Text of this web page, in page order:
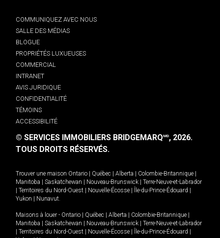
COMMUNIQUEZ AVEC NOUS
SALLE DES MÉDIAS
BLOGUE
PROPRIÉTÉS LUXUEUSES
COMMERCIAL
INTRANET
AVIS JURIDIQUE
CONFIDENTIALITÉ
TÉMOINS
ACCESSIBILITÉ
© SERVICES IMMOBILIERS BRIDGEMARQMD, 2026.
TOUS DROITS RÉSERVÉS.
Trouver une maison Ontario Québec Alberta Colombie-Britannique
Manitoba
Saskatchewan Nouveau-Brunswick
Terre-Neuve-et-Labrador
Territoires du Nord-Ouest Nouvelle-Écosse Île-du-Prince-Édouard
Yukon
Nunavut.
Maisons à louer - Ontario Québec Alberta Colombie-Britannique
Manitoba
Saskatchewan Nouveau-Brunswick
Terre-Neuve-et-Labrador
Territoires du Nord-Ouest Nouvelle-Écosse Île-du-Prince-Édouard